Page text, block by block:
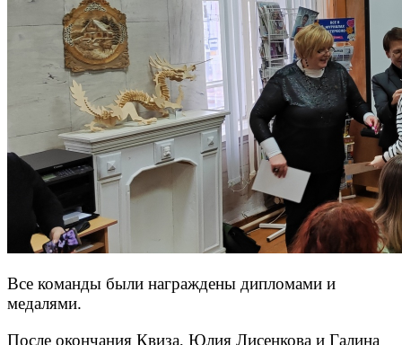
Все команды были награждены дипломами и
медалями.
После окончания Квиза, Юлия Лисенкова и Галина